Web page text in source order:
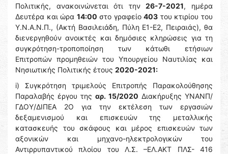
Πολιτικής, ανακοινώνεται ότι την26-7-2021, ημέρα
Δευτέρα και ώρα 14:00 στο γραφείο403 του κτιρίου του
Υ.Ν.Α.Ν.Π., (Ακτή Βασιλειάδη, Πύλη Ε1-Ε2, Πειραιάς), θα
διενεργηθούν ανοικτές και δημόσιες κληρώσεις για τη
συγκρότηση-τροποποίηση των κάτωθι ετήσιων
Επιτροπών προμηθειών του Υπουργείου Ναυτιλίας και
Νησιωτικής Πολιτικής έτους 2020-2021:
i) Συγκρότηση τριμελούς Επιτροπής Παρακολούθησης
Παραλαβής έργου της αρ. 15/2020 Διακήρυξης ΥΝΑΝΠ/
ΓΔΟΥ/ΔΙΠΕΑ 2Ο για την εκτέλεση των εργασιών
δεξαμενισμού και επισκευών της μεταλλικής
κατασκευής του σκάφους και μέρος επισκευών των
αξονικών και μηχανο-ηλεκτρολογικών του
Αντιρρυπαντικού πλοίου του Λ.Σ. –ΕΛ.ΑΚΤ ΠΛΣ- 416